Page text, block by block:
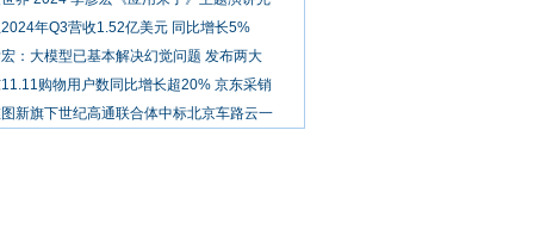
年Q3营收1.52亿美元 同比增长5%
：大模型已基本解决幻觉问题 发布两大
购物用户数同比增长超20% 京东采销
图新旗下世纪高通联合体中标北京车路云一